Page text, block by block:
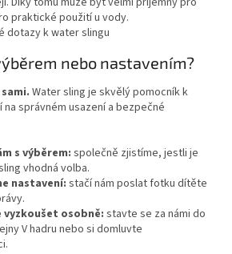
praktické použití u vody.
dotazy k water slingu
nebo nastavením?
Water sling je skvělý pomocník k
na správném usazení a bezpečné
s výběrem:společně zjistíme, jestli je
vhodná volba.
nastavení: stačí nám poslat fotku dítěte
vyzkoušet osobně: stavte se za námi do
V hadru nebo si domluvte